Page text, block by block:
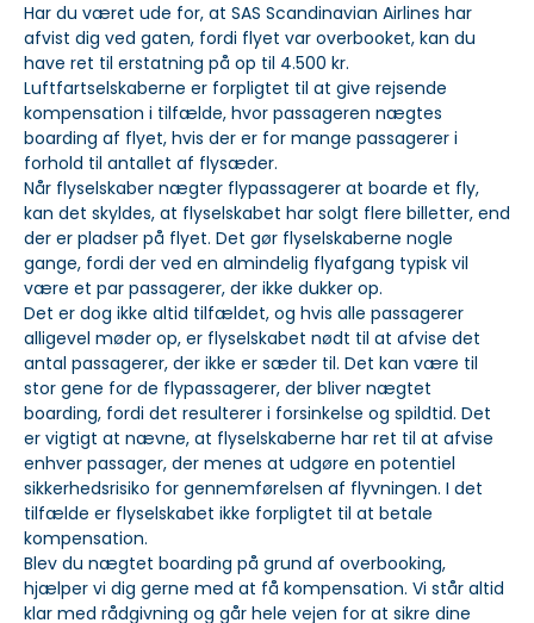
Har du været ude for, at SAS Scandinavian Airlines har
afvist dig ved gaten, fordi flyet var overbooket, kan du
have ret til erstatning på op til 4.500 kr.
Luftfartselskaberne er forpligtet til at give rejsende
kompensation i tilfælde, hvor passageren nægtes
boarding af flyet, hvis der er for mange passagerer i
forhold til antallet af flysæder.
Når flyselskaber nægter flypassagerer at boarde et fly,
kan det skyldes, at flyselskabet har solgt flere billetter, end
der er pladser på flyet. Det gør flyselskaberne nogle
gange, fordi der ved en almindelig flyafgang typisk vil
være et par passagerer, der ikke dukker op.
Det er dog ikke altid tilfældet, og hvis alle passagerer
alligevel møder op, er flyselskabet nødt til at afvise det
antal passagerer, der ikke er sæder til. Det kan være til
stor gene for de flypassagerer, der bliver nægtet
boarding, fordi det resulterer i forsinkelse og spildtid. Det
er vigtigt at nævne, at flyselskaberne har ret til at afvise
enhver passager, der menes at udgøre en potentiel
sikkerhedsrisiko for gennemførelsen af flyvningen. I det
tilfælde er flyselskabet ikke forpligtet til at betale
kompensation.
Blev du nægtet boarding på grund af overbooking,
hjælper vi dig gerne med at få kompensation. Vi står altid
klar med rådgivning og går hele vejen for at sikre dine